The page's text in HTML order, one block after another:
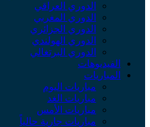
الدوري العراقي
الدوري المغربي
الدوري الجزائري
الدوري الهولندي
الدوري البرتغالي
الفيديوهات
المباريات
مباريات اليوم
مباريات الغد
مباريات الأمس
مباريات جارية حالياً